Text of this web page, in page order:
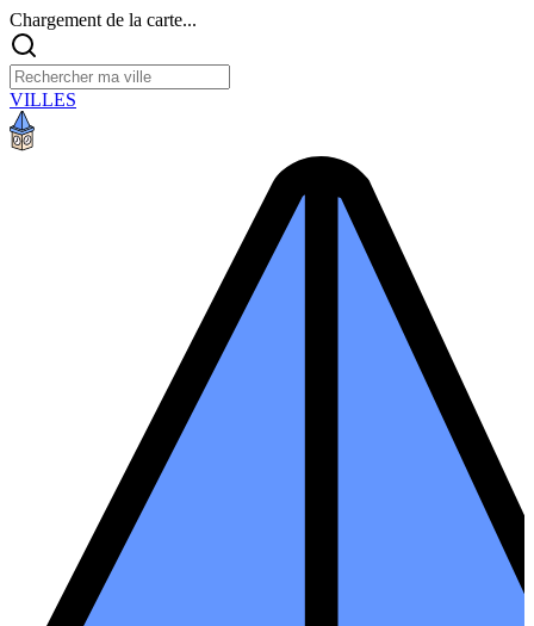
Chargement de la carte...
VILLES